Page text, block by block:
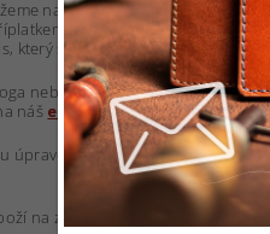
nabídnout zakázkovou ražbu
a níže (pod tlačítkem DO
který si přejete na výrobek vyrazit.
nebo jiného grafického motivu
náš e-mailVám zdarma
úpravou (ražbou) objednávejte
na zakázku nelze zboží vracet